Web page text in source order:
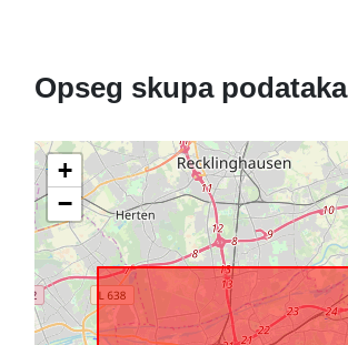
Opseg skupa podataka
+
−